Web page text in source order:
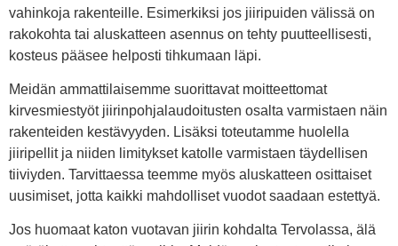
vahinkoja rakenteille. Esimerkiksi jos jiiripuiden välissä on
rakokohta tai aluskatteen asennus on tehty puutteellisesti,
kosteus pääsee helposti tihkumaan läpi.
Meidän ammattilaisemme suorittavat moitteettomat
kirvesmiestyöt jiirinpohjalaudoitusten osalta varmistaen näin
rakenteiden kestävyyden. Lisäksi toteutamme huolella
jiiripellit ja niiden limitykset katolle varmistaen täydellisen
tiiviyden. Tarvittaessa teemme myös aluskatteen osittaiset
uusimiset, jotta kaikki mahdolliset vuodot saadaan estettyä.
Jos huomaat katon vuotavan jiirin kohdalta Tervolassa, älä